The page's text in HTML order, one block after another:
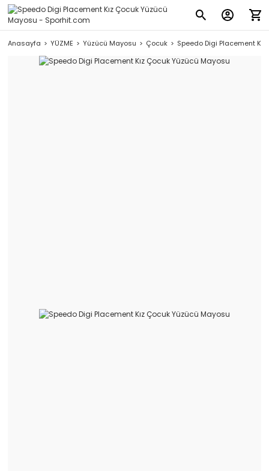
Anasayfa YÜZME Yüzücü Mayosu Çocuk Speedo Digi Placement